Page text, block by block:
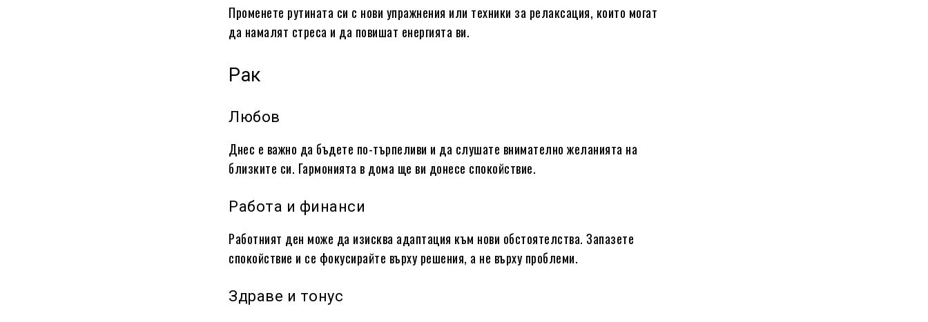
Променете рутината си с нови упражнения или техники за релаксация, които могат
да намалят стреса и да повишат енергията ви.
Рак
Любов
Днес е важно да бъдете по-търпеливи и да слушате внимателно желанията на
близките си. Гармонията в дома ще ви донесе спокойствие.
Работа и финанси
Работният ден може да изисква адаптация към нови обстоятелства. Запазете
спокойствие и се фокусирайте върху решения, а не върху проблеми.
Здраве и тонус